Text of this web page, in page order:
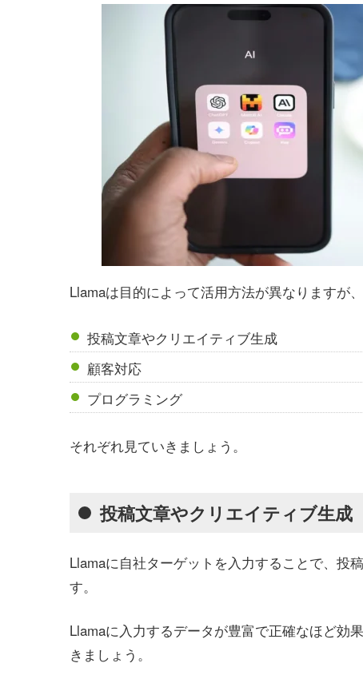
Llamaは目的によって活用方法が異なりますが
投稿文章やクリエイティブ生成
顧客対応
プログラミング
それぞれ見ていきましょう。
投稿文章やクリエイティブ生成
Llamaに自社ターゲットを入力することで、投
す。
Llamaに入力するデータが豊富で正確なほど効
きましょう。